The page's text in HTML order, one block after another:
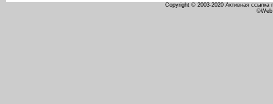
Copyright © 2003-2020 Активная ссылка